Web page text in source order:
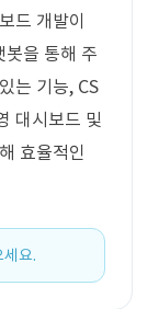
드 개발이
봇을 통해 주
는 기능, CS
대시보드 및
효율적인
요.